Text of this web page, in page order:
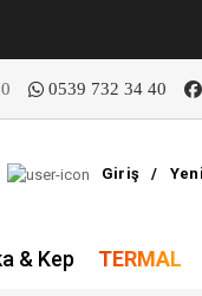
0539 732 34 40
Giriş /
& Kep TERMAL